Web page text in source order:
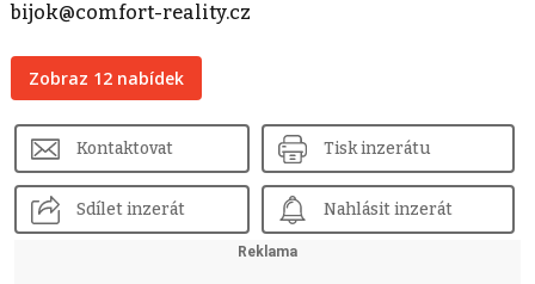
bijok@comfort-reality.cz
Zobraz 12 nabídek
Kontaktovat Tisk inzerátu
Sdílet inzerát Nahlásit inzerát